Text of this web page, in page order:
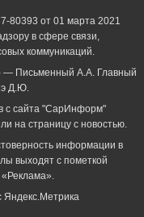
80393 от 01 марта 2021
в сфере связи,
коммуникаций.
Письменный А.А. Главный
Д.Ю.
с сайта "СарИнформ"
на страницу с новостью.
информации в
выходят с пометкой
Яндекс.Метрика